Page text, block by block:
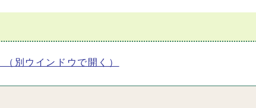
（別ウインドウで開く）